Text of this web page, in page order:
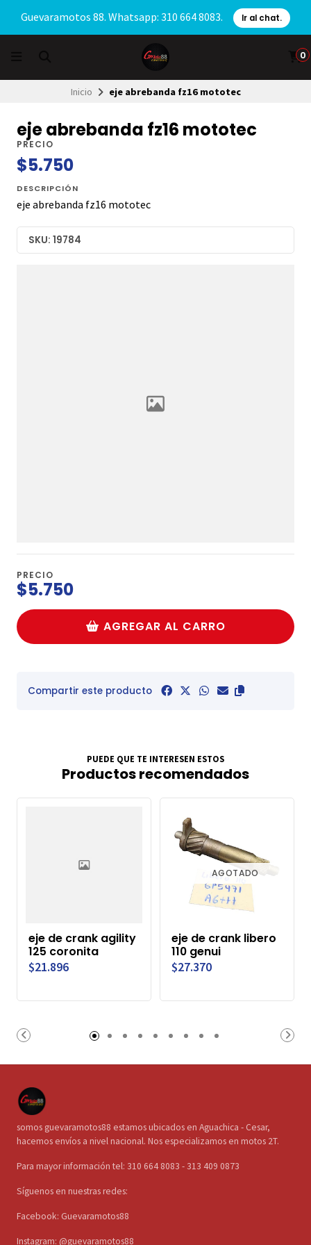
Guevaramotos 88. Whatsapp: 310 664 8083. Ir al chat.
0
Inicio eje abrebanda fz16 mototec
eje abrebanda fz16 mototec
PRECIO
$5.750
DESCRIPCIÓN
eje abrebanda fz16 mototec
SKU: 19784
PRECIO
$5.750
AGREGAR AL CARRO
Compartir este producto
PUEDE QUE TE INTERESEN ESTOS
Productos recomendados
eje de crank agility
125 coronita
$21.896
AGOTADO
eje de crank libero
110 genui
$27.370
somos guevaramotos88 estamos ubicados en Aguachica - Cesar,
hacemos envíos a nivel nacional. Nos especializamos en motos 2T.
Para mayor información tel: 310 664 8083 - 313 409 0873
Síguenos en nuestras redes:
Facebook: Guevaramotos88
Instagram: @guevaramotos88